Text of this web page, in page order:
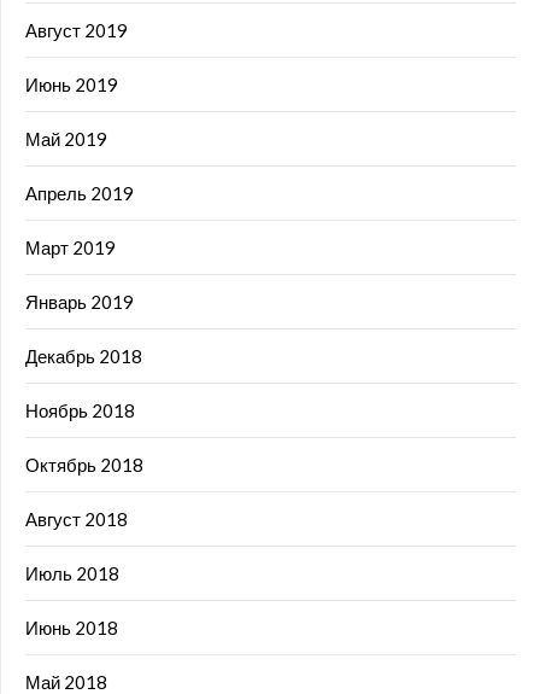
Август 2019
Июнь 2019
Май 2019
Апрель 2019
Март 2019
Январь 2019
Декабрь 2018
Ноябрь 2018
Октябрь 2018
Август 2018
Июль 2018
Июнь 2018
Май 2018